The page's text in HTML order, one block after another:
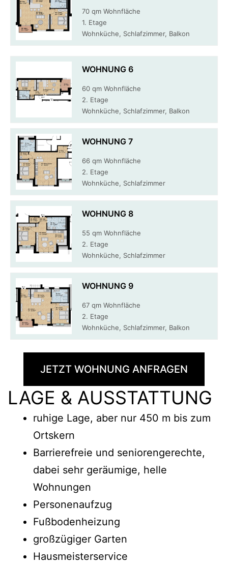
70 qm Wohnfläche
1. Etage
Wohnküche, Schlafzimmer, Balkon
WOHNUNG 6
60 qm Wohnfläche
2. Etage
Wohnküche, Schlafzimmer, Balkon
WOHNUNG 7
66 qm Wohnfläche
2. Etage
Wohnküche, Schlafzimmer
WOHNUNG 8
55 qm Wohnfläche
2. Etage
Wohnküche, Schlafzimmer
WOHNUNG 9
67 qm Wohnfläche
2. Etage
Wohnküche, Schlafzimmer, Balkon
JETZT WOHNUNG ANFRAGEN
LAGE & AUSSTATTUNG
ruhige Lage, aber nur 450 m bis zum
Ortskern
Barrierefreie und seniorengerechte,
dabei sehr geräumige, helle
Wohnungen
Personenaufzug
Fußbodenheizung
großzügiger Garten
Hausmeisterservice